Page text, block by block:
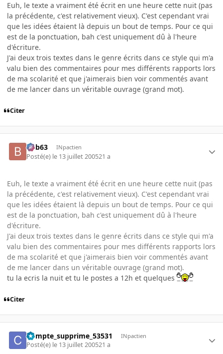
Euh, le texte a vraiment été écrit en une heure cette nuit (pas
la précédente, c'est relativement vieux). C'est cependant vrai
que les idées étaient là depuis un bout de temps. Pour ce qui
est de la ponctuation, bah c'est uniquement dû à l'heure
d'écriture.
J'ai deux trois textes dans le genre écrits dans ce style qui m'a
valu bien des commentaires pour mes différents rapports lors
de ma scolarité et que j'aimerais bien voir commentés avant
de me lancer dans un véritable ouvrage (grand mot).
Citer
bob63 INpactien
Posté(e) le 13 juillet 200521 a
Euh, le texte a vraiment été écrit en une heure cette nuit (pas
la précédente, c'est relativement vieux). C'est cependant vrai
que les idées étaient là depuis un bout de temps. Pour ce qui
est de la ponctuation, bah c'est uniquement dû à l'heure
d'écriture.
J'ai deux trois textes dans le genre écrits dans ce style qui m'a
valu bien des commentaires pour mes différents rapports lors
de ma scolarité et que j'aimerais bien voir commentés avant
de me lancer dans un véritable ouvrage (grand mot).
tu la ecris la nuit et tu le postes a 12h et quelques
Citer
Compte_supprime_53531 INpactien
Posté(e) le 13 juillet 200521 a